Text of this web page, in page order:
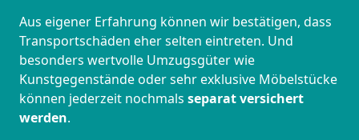
Aus eigener Erfahrung können wir bestätigen, dass
Transportschäden eher selten eintreten. Und
besonders wertvolle Umzugsgüter wie
Kunstgegenstände oder sehr exklusive Möbelstücke
können jederzeit nochmals separat versichert
werden.